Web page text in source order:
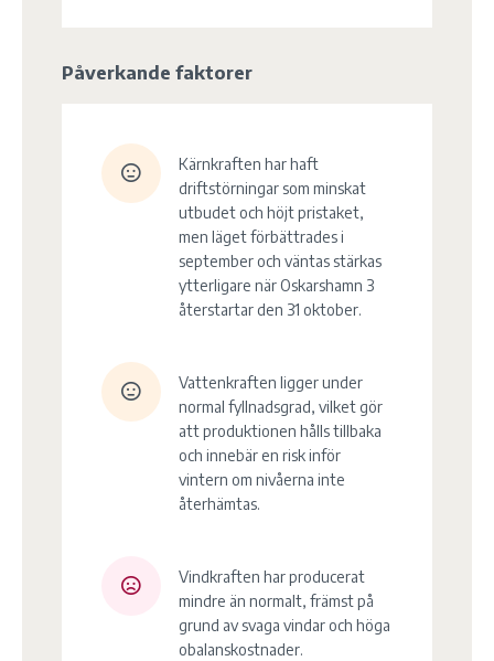
Påverkande faktorer
Kärnkraften har haft
driftstörningar som minskat
utbudet och höjt pristaket,
men läget förbättrades i
september och väntas stärkas
ytterligare när Oskarshamn 3
återstartar den 31 oktober.
Vattenkraften ligger under
normal fyllnadsgrad, vilket gör
att produktionen hålls tillbaka
och innebär en risk inför
vintern om nivåerna inte
återhämtas.
Vindkraften har producerat
mindre än normalt, främst på
grund av svaga vindar och höga
obalanskostnader.